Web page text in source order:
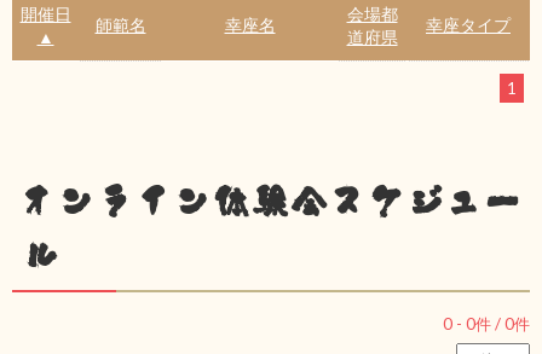
開催日
▲
師範名 幸座名
会場都
道府県
幸座タイプ
1
オンライン体験会スケジュー
ル
0 - 0件 /0件